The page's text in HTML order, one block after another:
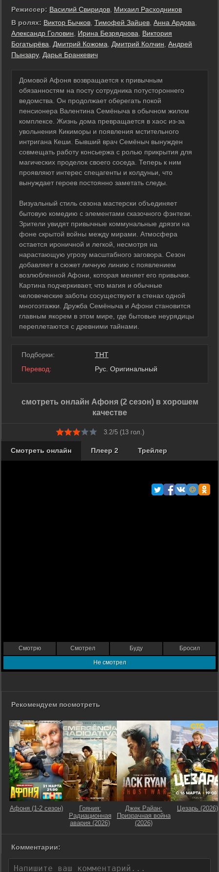
Режиссер: Василий Свиридов Михаил Расходников
В ролях: Виктор Бычков Тимофей Зайцев Анна Ардова
Александр Головин
Ирина Безряднова
Виктория
Богатырёва
Дмитрий Кожома Дмитрий Колчин Андрей
Пынзару, Дарья Бранкевич
Домовой Афоня возвращается к привычным
обязанностям на посту сотрудника потустороннего
ведомства. Он продолжает оберегать покой
пенсионера Валентина Семёныча в обычном жилом
комплексе. Жизнь дома превращается в хаос из-за
увольнения Кикиморы и появления мстительного
интригана Кеши. Бывший врач Семёныч вынужден
совмещать работу консьержа с ролью прикрытия для
магических проделок своего соседа. Теперь к ним
проявляют интерес спецагенты и колдуньи, что
вынуждает героев постоянно заметать следы.
Визуальный стиль сезона мастерски объединяет
бытовую комедию с элементами сказочного фэнтези.
Зрители увидят привычные коммунальные дрязги на
фоне скрытой войны между мирами. Атмосфера
остается ироничной и легкой, несмотря на
нарастающую угрозу масштабного заговора. Сезон
добавляет в сюжет личную линию с появлением
возлюбленной Афони, которая меняет его привычки.
Картина подчеркивает, что магия и обычные
человеческие заботы сосуществуют в стенах одной
многоэтажки. Дружба Семёныча и Афони становится
главным якорем в этом мире, где бытовые неурядицы
переплетаются с древними тайнами.
Подборки:
ТНТ
Перевод:
Рус. Оригинальный
смотреть онлайн Афоня (2 сезон) в хорошем
качестве
3.2/5 (13 гол.)
Смотреть онлайн Плеер 2 Трейлер
Смотрю Смотрел Буду Бросил
Не смотрел
Рекомендуем посмотреть
Афоня (1-2 сезон)
Гояния:
Радиационная
авария (2026)
Джек Райан:
Призрачная война
(2026)
Цезарь (2026)
Комментарии: